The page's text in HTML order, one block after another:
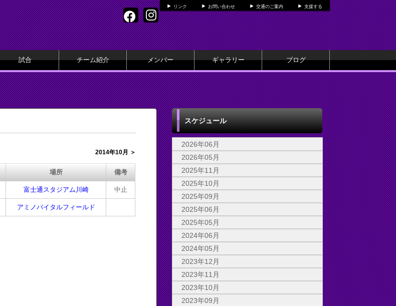
リンク お問い合わせ 交通のご案内 支援する
試合 チーム紹介 メンバー ギャラリー ブログ
2014年10月 ＞
場所 備考
富士通スタジアム川崎 中止
アミノバイタルフィールド
スケジュール
2026年06月
2026年05月
2025年11月
2025年10月
2025年09月
2025年06月
2025年05月
2024年06月
2024年05月
2023年12月
2023年11月
2023年10月
2023年09月